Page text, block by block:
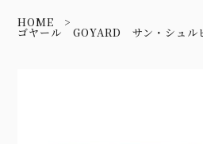
HOME
ゴヤール GOYARD サン・シュル